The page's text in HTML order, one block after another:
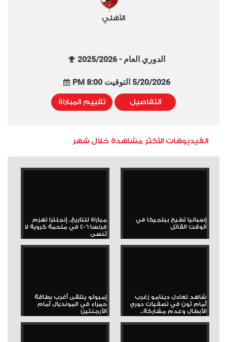
الأهلي
الدوري العام - 2025/2026
5/20/2026 التوقيت 8:00 PM
التفاصيل تقييم المباراة
الفيديوهات الأكثر مشاهدة خلال شهر
إسبانيا تطيح ببلجيكا في
الوقت القاتل
مباراة للتاريخ.. إنجلترا تهزم
فرنسا 6-4 في ملحمة كروية لا
تُنسى
شاهد تعادل دينامو زغرب
أمام ثون في تصفيات دوري
الأبطال وعدم مشاركة...
إمبولو يتلقى أغرب بطاقة
حمراء في المونديال أمام
الأرجنتين